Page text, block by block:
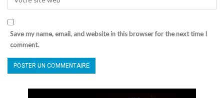
Save my name, email, and website in this browser for the next time I
comment.